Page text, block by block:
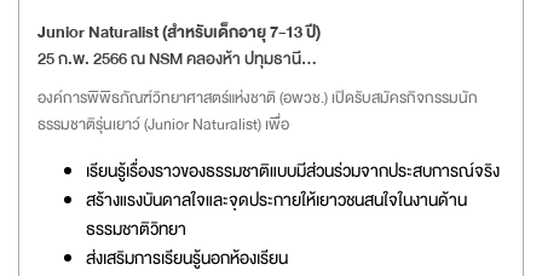
Junior Naturalist (สำหรับเด็กอายุ 7-13 ปี)
25 ก.พ. 2566 ณ NSM คลองห้า ปทุมธานี
องค์การพิพิธภัณฑ์วิทยาศาสตร์แห่งชาติ (อพวช.) เปิดรับสมัครกิจกรรมนัก
ธรรมชาติรุ่นเยาว์ (Junior Naturalist) เพื่อ
เรียนรู้เรื่องราวของธรรมชาติแบบมีส่วนร่วมจากประสบการณ์จริง
สร้างแรงบันดาลใจและจุดประกายให้เยาวชนสนใจในงานด้าน
ธรรมชาติวิทยา
ส่งเสริมการเรียนรู้นอกห้องเรียน